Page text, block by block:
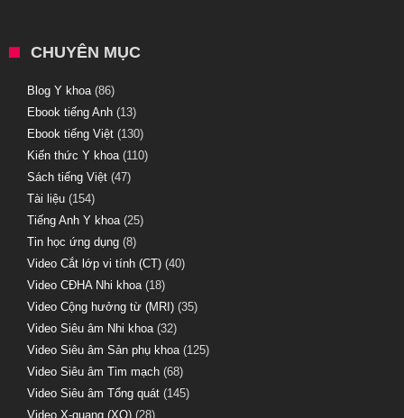
CHUYÊN MỤC
Blog Y khoa(86)
Ebook tiếng Anh (13)
Ebook tiếng Việt (130)
Kiến thức Y khoa(110)
Sách tiếng Việt (47)
Tài liệu (154)
Tiếng Anh Y khoa(25)
Tin học ứng dụng (8)
Video Cắt lớp vi tính (CT) (40)
Video CĐHA Nhi khoa(18)
Video Cộng hưởng từ (MRI) (35)
Video Siêu âm Nhi khoa(32)
Video Siêu âm Sản phụ khoa(125)
Video Siêu âm Tim mạch (68)
Video Siêu âm Tổng quát (145)
Video X-quang (XQ) (28)